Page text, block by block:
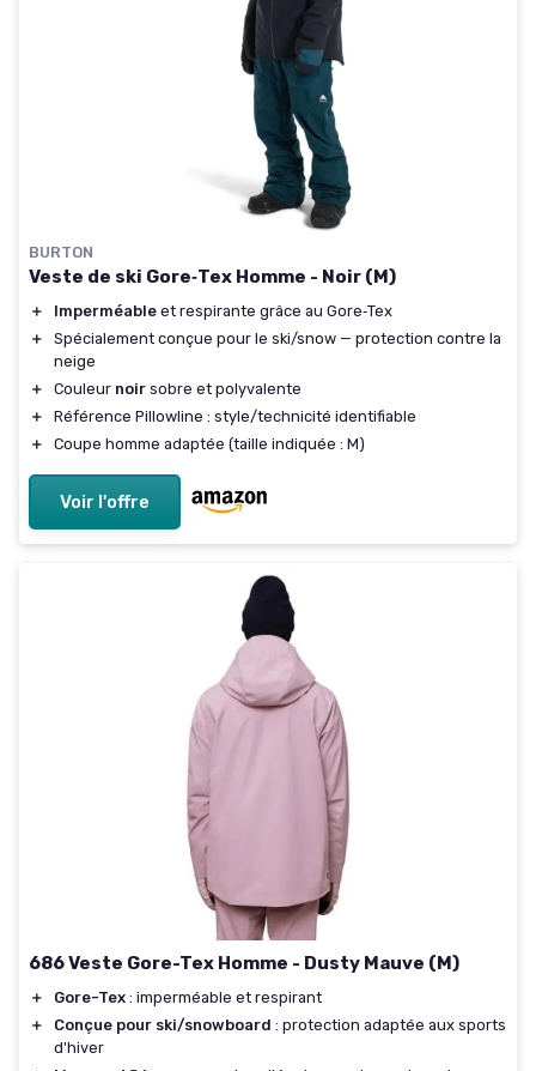
BURTON
Veste de ski Gore‑Tex Homme - Noir (M)
＋ Imperméable et respirante grâce au Gore‑Tex
＋
Spécialement conçue pour le ski/snow — protection contre la
neige
＋
Couleur noir sobre et polyvalente
＋
Référence Pillowline : style/technicité identifiable
＋
Coupe homme adaptée (taille indiquée : M)
Voir l'offre
686 Veste Gore-Tex Homme - Dusty Mauve (M)
＋ Gore-Tex : imperméable et respirant
＋
Conçue pour ski/snowboard : protection adaptée aux sports
d'hiver